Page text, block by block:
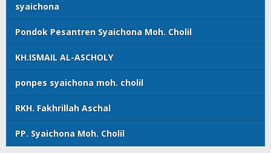
syaichona
Pondok Pesantren Syaichona Moh. Cholil
KH.ISMAIL AL-ASCHOLY
ponpes syaichona moh. cholil
RKH. Fakhrillah Aschal
PP. Syaichona Moh. Cholil